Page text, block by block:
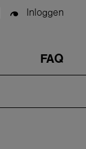
Inloggen
FAQ